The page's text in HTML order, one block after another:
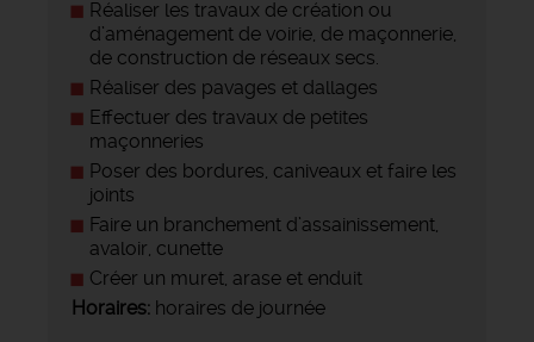
Réaliser les travaux de création ou
d’aménagement de voirie, de maçonnerie,
de construction de réseaux secs.
Réaliser des pavages et dallages
Effectuer des travaux de petites
maçonneries
Poser des bordures, caniveaux et faire les
joints
Faire un branchement d’assainissement,
avaloir, cunette
Créer un muret, arase et enduit
Horaires: horaires de journée